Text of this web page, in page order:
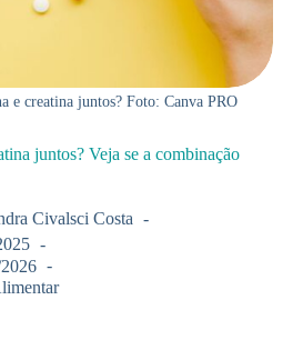
e creatina juntos? Foto: Canva PRO
juntos? Veja se a combinação
Civalsci Costa